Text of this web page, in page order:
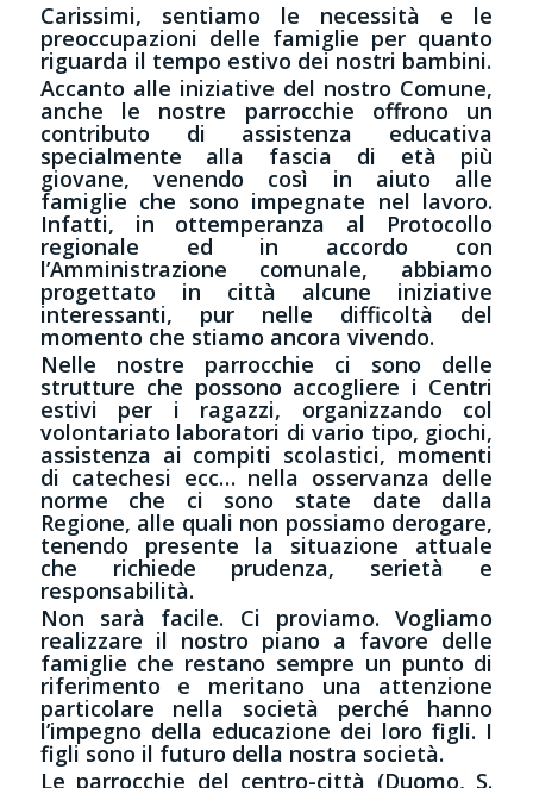
Carissimi, sentiamo le necessità e le
preoccupazioni delle famiglie per quanto
riguarda il tempo estivo dei nostri bambini.
Accanto alle iniziative del nostro Comune,
anche le nostre parrocchie offrono un
contributo di assistenza educativa
specialmente alla fascia di età più
giovane, venendo così in aiuto alle
famiglie che sono impegnate nel lavoro.
Infatti, in ottemperanza al Protocollo
regionale ed in accordo con
l’Amministrazione comunale, abbiamo
progettato in città alcune iniziative
interessanti, pur nelle difficoltà del
momento che stiamo ancora vivendo.
Nelle nostre parrocchie ci sono delle
strutture che possono accogliere i Centri
estivi per i ragazzi, organizzando col
volontariato laboratori di vario tipo, giochi,
assistenza ai compiti scolastici, momenti
di catechesi ecc… nella osservanza delle
norme che ci sono state date dalla
Regione, alle quali non possiamo derogare,
tenendo presente la situazione attuale
che richiede prudenza, serietà e
responsabilità.
Non sarà facile. Ci proviamo. Vogliamo
realizzare il nostro piano a favore delle
famiglie che restano sempre un punto di
riferimento e meritano una attenzione
particolare nella società perché hanno
l’impegno della educazione dei loro figli. I
figli sono il futuro della nostra società.
Le parrocchie del centro-città (Duomo, S.